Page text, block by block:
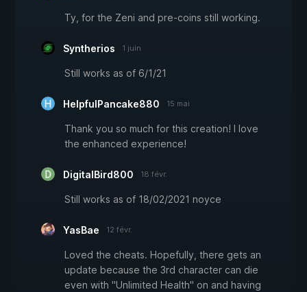
Ty, for the Zeni and pre-coins still working.
Syntherios 1 juin
Still works as of 6/1/21
HelpfulPancake880 15 mai
Thank you so much for this creation! I love
the enhanced experience!
DigitalBird800 18 févr.
Still works as of 18/02/2021 noyce
YasBae 12 févr.
Loved the cheats. Hopefully, there gets an
update because the 3rd character can die
even with "Unlimited Health" on and having